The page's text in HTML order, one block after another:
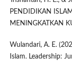
PENDIDIKAN
MENINGKATKAN
Wulandari, A. E.
Islam. Leadership: